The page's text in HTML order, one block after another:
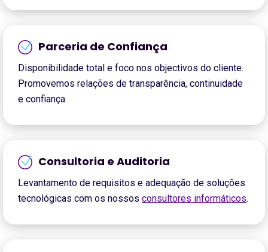
Parceria de Confiança
Disponibilidade total e foco nos objectivos do cliente.
Promovemos relações de transparência, continuidade
e confiança.
Consultoria e Auditoria
Levantamento de requisitos e adequação de soluções
tecnológicas com os nossos consultores informáticos.